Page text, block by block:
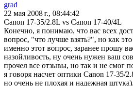
grad
22 мая 2008 г., 08:44:42
Сanon 17-35/2.8L vs Сanon 17-40/4L
Конечно, я понимаю, что вас всех
вопрос, "что лучше взять?", но как
именно этот вопрос, заранее прошу
назойливость, ну очень нужен ваш
прочел все отзывы, но так и не смог
я говоря насчет оптики Сanon 17-35/
но очень не плохая и надежная